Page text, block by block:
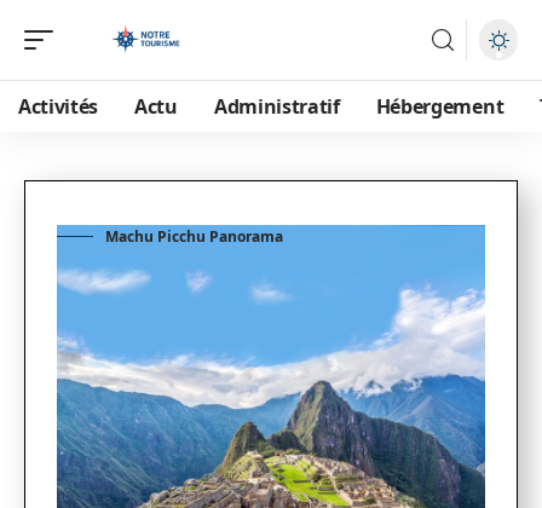
Activités Actu Administratif Hébergement
Machu Picchu Panorama